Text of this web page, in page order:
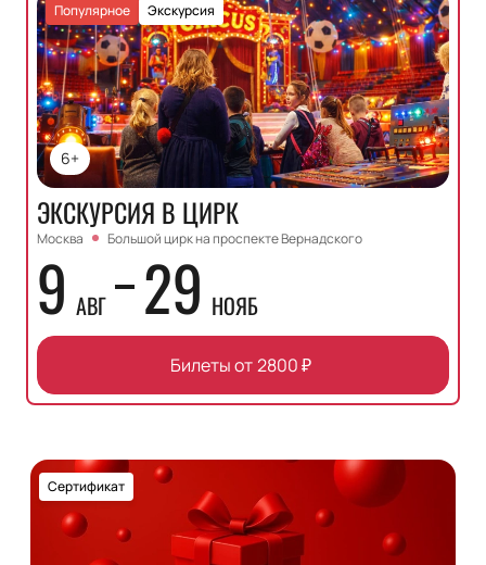
6+
Экскурсия
Популярное
ЭКСКУРСИЯ В ЦИРК
Москва Большой цирк на проспекте Вернадского
9 АВГ 29 НОЯБ
Билеты от2800₽
Сертификат